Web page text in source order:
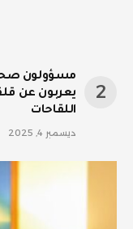
مسؤولون
يعربون عن
اللقاحات
ديسمبر 4, 2025